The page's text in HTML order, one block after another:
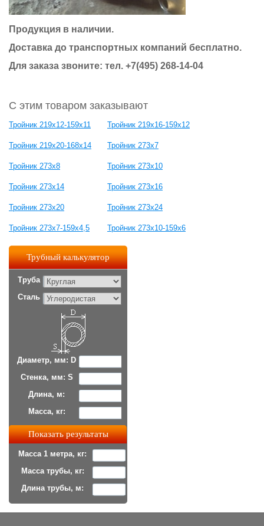
Продукция в наличии.
Доставка до транспортных компаний бесплатно.
Для заказа звоните: тел. +7(495) 268-14-04
С этим товаром заказывают
Тройник 219х12-159х11 Тройник 219х16-159х12
Тройник 219х20-168х14 Тройник 273х7
Тройник 273х8 Тройник 273х10
Тройник 273х14 Тройник 273х16
Тройник 273х20 Тройник 273х24
Тройник 273х7-159х4,5 Тройник 273х10-159х6
Трубный калькулятор
Труба
Сталь
Диаметр, мм: D
Стенка, мм: S
Длина, м:
Масса, кг:
Масса 1 метра, кг:
Масса трубы, кг:
Длина трубы, м: